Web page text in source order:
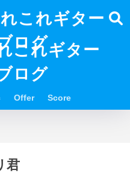
これギター
ログ
Offer Score
君